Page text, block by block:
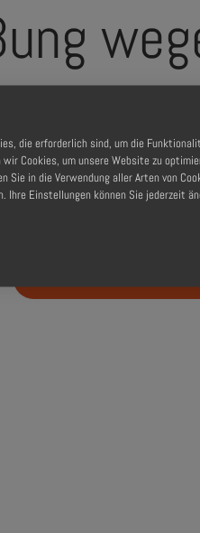
27. Juni, 15 Uhr bis
1. Juli wieder zu den
die erforderlich sind, um die
Cookies, um unsere Website zu
Sie in die Verwendung aller Arten von
Ihre Einstellungen können Sie jederzeit